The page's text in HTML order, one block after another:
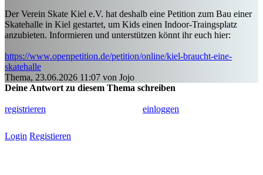
Der Verein Skate Kiel e.V. hat deshalb eine Petition zum Bau einer
Skatehalle in Kiel gestartet, um Kids einen Indoor-Traingsplatz
anzubieten. Informieren und unterstützen könnt ihr euch hier:
https://www.openpetition.de/petition/online/kiel-braucht-eine-
skatehalle
Thema, 23.06.2026 11:07 von Jojo
Deine Antwort zu diesem Thema schreiben
registrieren
einloggen
Login Registieren